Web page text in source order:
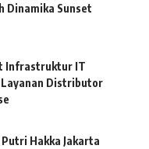
Dinamika Sunset
Infrastruktur IT
Distributor
Hakka Jakarta